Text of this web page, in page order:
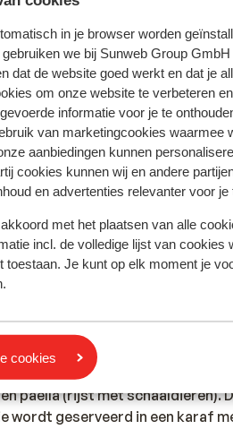
in je browser worden
we bij Sunweb Group GmbH
dat de website goed werkt en dat je
om onze website te verbeteren en
informatie voor je te
van marketingcookies waarmee
aanbiedingen kunnen
cookies kunnen wij en andere
en advertenties relevanter voor je
met het plaatsen van alle
incl. de volledige lijst van cookies
Je kunt op elk moment je
cookies
van het land waar je
18 jaar of ouder te zijn.
verantwoordelijkheid.
en andere gegevens over
en brandweer is 112.
paella (rijst met schaaldieren).
wordt geserveerd in een karaf